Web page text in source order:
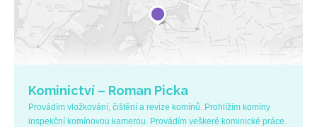
Kominictví – Roman Picka
Provádím vložkování, čištění a revize komínů. Prohlížím komíny
inspekční komínovou kamerou. Provádím veškeré kominické práce.